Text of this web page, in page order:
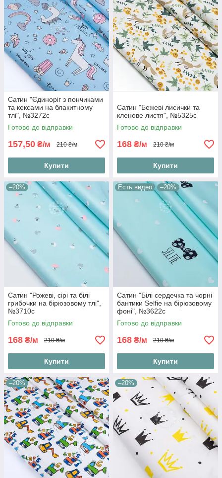
Сатин "Єдиноріг з пончиками
та кексами на блакитному
тлі", №3272с
Готово до відправки
157,50 ₴/м 210 ₴/м
Купити
Сатин "Бежеві лисички та
кленове листя", №5325с
Готово до відправки
168 ₴/м 210 ₴/м
Купити
–20%
Сатин "Рожеві, сірі та білі
грибочки на бірюзовому тлі",
№3710с
Готово до відправки
168 ₴/м 210 ₴/м
Купити
Есть видео –20%
Сатин "Білі сердечка та чорні
бантики Selfie на бірюзовому
фоні", №3622с
Готово до відправки
168 ₴/м 210 ₴/м
Купити
–20% –20%